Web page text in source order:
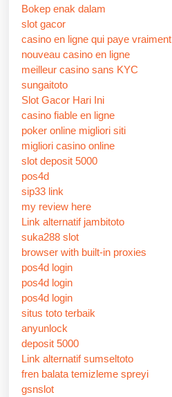
Bokep enak dalam
slot gacor
casino en ligne qui paye vraiment
nouveau casino en ligne
meilleur casino sans KYC
sungaitoto
Slot Gacor Hari Ini
casino fiable en ligne
poker online migliori siti
migliori casino online
slot deposit 5000
pos4d
sip33 link
my review here
Link alternatif jambitoto
suka288 slot
browser with built-in proxies
pos4d login
pos4d login
pos4d login
situs toto terbaik
anyunlock
deposit 5000
Link alternatif sumseltoto
fren balata temizleme spreyi
gsnslot